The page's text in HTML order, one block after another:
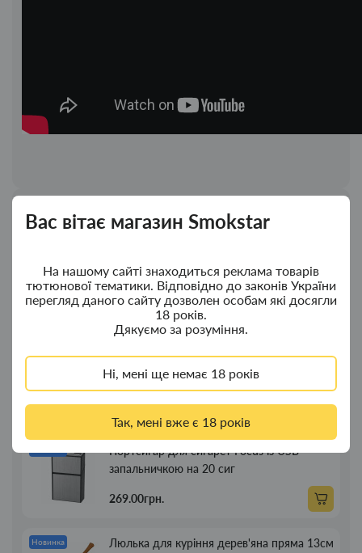
Вас вітає магазин Smokstar
На нашому сайті знаходиться реклама товарів
тютюнової тематики. Відповідно до законів України
перегляд даного сайту дозволен особам які досягли
18 років.
Дякуємо за розуміння.
Ні, мені ще немає 18 років
Так, мені вже є 18 років
Новинки Топ продажу
Новинка
Ковпак для водного "Граната Ф1" - ковпак
з дерева
380.00грн.
Новинка
Ковпак для водного "Граната Ф1" - ковпак
композит
350.00грн.
Портсигар для сигарет Focus із USB
запальничкою на 20 сиг
269.00грн.
Новинка Люлька для куріння дерев'яна пряма 13см